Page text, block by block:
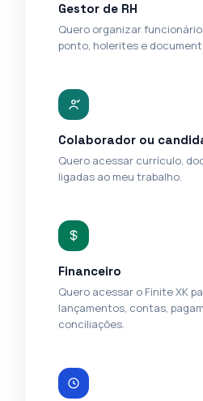
Gestor de RH
Quero organizar
ponto, holerites e
Colaborador ou
Quero acessar currículo,
ligadas ao meu trabalho.
Financeiro
Quero acessar o Finite XK
lançamentos, contas,
conciliações.